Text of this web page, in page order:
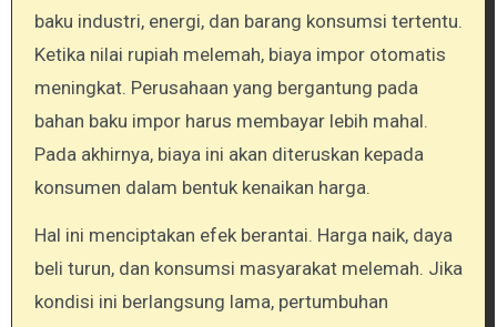
baku industri, energi, dan barang konsumsi tertentu.
Ketika nilai rupiah melemah, biaya impor otomatis
meningkat. Perusahaan yang bergantung pada
bahan baku impor harus membayar lebih mahal.
Pada akhirnya, biaya ini akan diteruskan kepada
konsumen dalam bentuk kenaikan harga.
Hal ini menciptakan efek berantai. Harga naik, daya
beli turun, dan konsumsi masyarakat melemah. Jika
kondisi ini berlangsung lama, pertumbuhan